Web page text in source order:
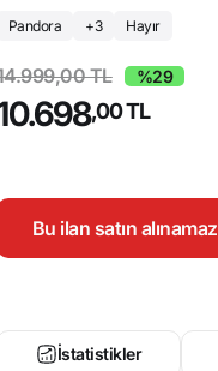
Pandora +3 Hayır
TL %29
,00 TL
Bu ilan satın alınamaz
İstatistikler